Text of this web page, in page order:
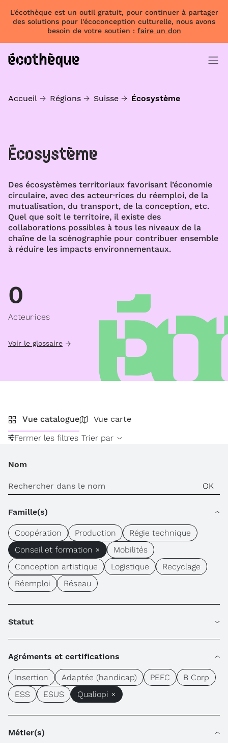
L'écothèque est un outil gratuit, pour continuer à partager
des solutions pour l'écoconception culturelle, nous avons
besoin de votre soutien : faire un don
Accueil Régions Suisse Écosystème
Écosystème
Des écosystèmes territoriaux favorisant l’économie
circulaire, avec des acteur·rices du réemploi, de la
mutualisation, du transport, de la conception, etc.
Quel que soit le territoire, il existe des
collaborations possibles à tous les niveaux de la
chaîne de la scénographie pour contribuer ensemble
à réduire les impacts environnementaux.
0
Acteur·ices
Voir le glossaire
Vue catalogue
Vue carte
Fermer les filtres Trier par
Nom
Famille(s)
Coopération Production
Régie technique
Conseil et formation ×
Mobilités
Conception artistique
Logistique
Recyclage
Réemploi
Réseau
Statut
Agréments et certifications
Insertion Adaptée (handicap) PEFC
B Corp
ESS
ESUS Qualiopi ×
Métier(s)